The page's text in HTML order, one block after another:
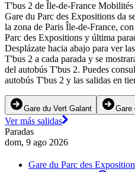
T'bus 2 de Île-de-France
Gare du Parc des Expositions da
la zona de Paris Île-de-France,
Parc des Expositions y última
Desplázate hacia abajo para ver
T'bus 2 a cada parada y se
del autobús T'bus 2. Puedes
autobús T'bus 2 y las salidas en
Gare du Vert Galant Gare
Ver más salidas
Paradas
dom, 9 ago 2026
Gare du Parc des